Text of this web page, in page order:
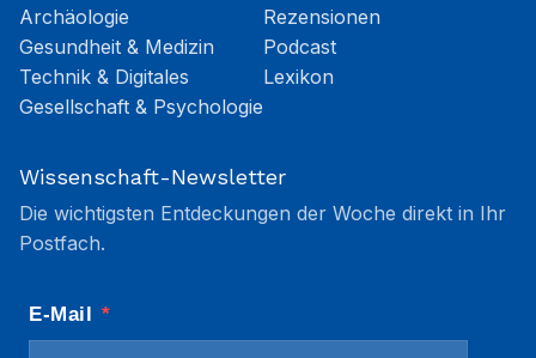
Archäologie
Gesundheit & Medizin
Technik & Digitales
Gesellschaft & Psychologie
Rezensionen
Podcast
Lexikon
Wissenschaft-Newsletter
Die wichtigsten Entdeckungen der Woche direkt in Ihr
Postfach.